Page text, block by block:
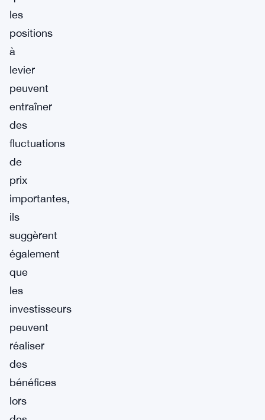
les
positions
à
levier
peuvent
entraîner
des
fluctuations
de
prix
importantes,
ils
suggèrent
également
que
les
investisseurs
peuvent
réaliser
des
bénéfices
lors